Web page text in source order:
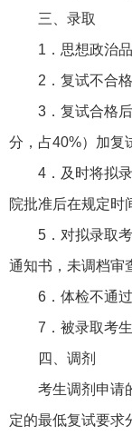
三、录取
1 ．思想政治
2 ．复试不合
3 ．复试合格
分，占40%）加复
4 ．及时将拟
院批准后在规定时
5 ．对拟录取
通知书，未调档审
6 ．体检不通
7 ．被录取考
四、调剂
考生调剂申请
定的最低复试要求